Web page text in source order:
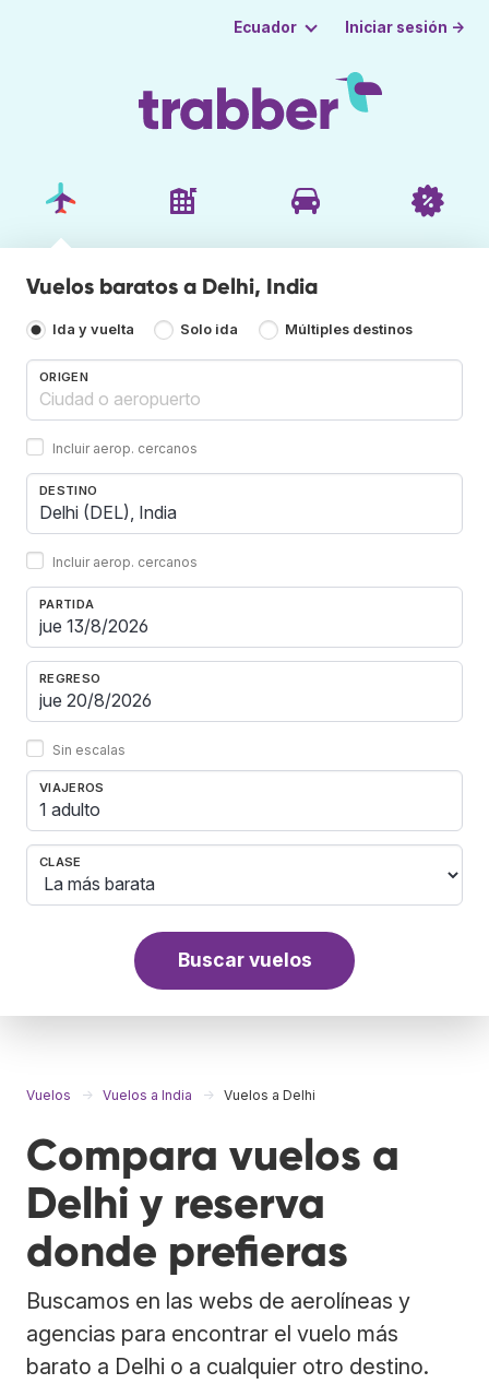
Ecuador Iniciar sesión →
Vuelos baratos a Delhi, India
Ida y vuelta Solo ida Múltiples destinos
ORIGEN
Incluir aerop. cercanos
DESTINO
Incluir aerop. cercanos
PARTIDA
REGRESO
Sin escalas
VIAJEROS
1 adulto
CLASE
Buscar vuelos
Vuelos Vuelos a India Vuelos a Delhi
Compara vuelos a
Delhi y reserva
donde prefieras
Buscamos en las webs de aerolíneas y
agencias para encontrar el vuelo más
barato a Delhi o a cualquier otro destino.